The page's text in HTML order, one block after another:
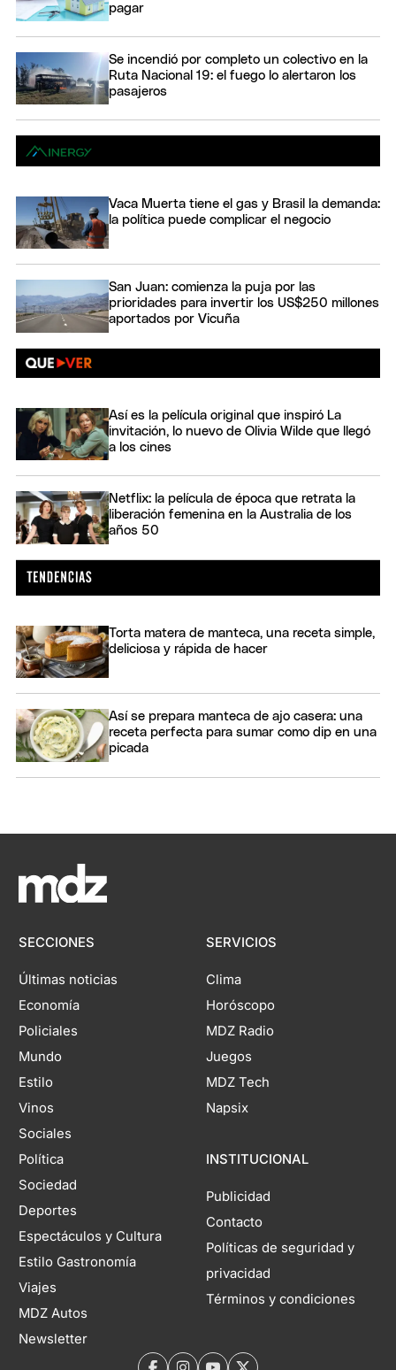
pagar
Se incendió por completo un colectivo en la
Ruta Nacional 19: el fuego lo alertaron los
pasajeros
Vaca Muerta tiene el gas y Brasil la demanda:
la política puede complicar el negocio
San Juan: comienza la puja por las
prioridades para invertir los US$250 millones
aportados por Vicuña
Así es la película original que inspiró La
invitación, lo nuevo de Olivia Wilde que llegó
a los cines
Netflix: la película de época que retrata la
liberación femenina en la Australia de los
años 50
Torta matera de manteca, una receta simple,
deliciosa y rápida de hacer
Así se prepara manteca de ajo casera: una
receta perfecta para sumar como dip en una
picada
SECCIONES
Últimas noticias
Economía
Policiales
Mundo
Estilo
Vinos
Sociales
Política
Sociedad
Deportes
Espectáculos y Cultura
Estilo Gastronomía
Viajes
MDZ Autos
Newsletter
SERVICIOS
Clima
Horóscopo
MDZ Radio
Juegos
MDZ Tech
Napsix
INSTITUCIONAL
Publicidad
Contacto
Políticas de seguridad y
privacidad
Términos y condiciones